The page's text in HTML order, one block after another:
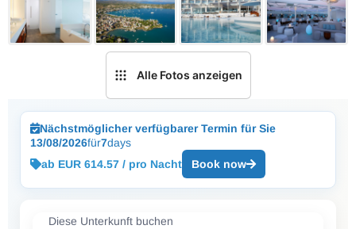
Alle Fotos anzeigen
Nächstmöglicher verfügbarer Termin für Sie
13/08/2026für7days
ab EUR 614.57 / pro Nacht
Book now
Diese Unterkunft buchen